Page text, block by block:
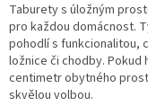
Taburety s úložným
pro každou domácnost.
pohodlí s funkcionalitou,
ložnice či chodby.
centimetr obytného
skvělou volbou.